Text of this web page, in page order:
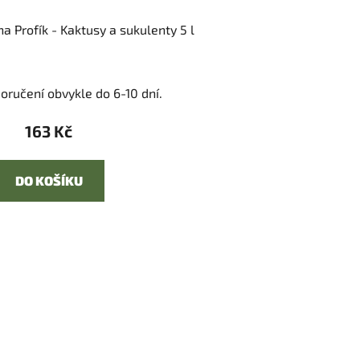
Profík - Kaktusy a sukulenty 5 l
obvykle do 6-10 dní.
163 Kč
DO KOŠÍKU